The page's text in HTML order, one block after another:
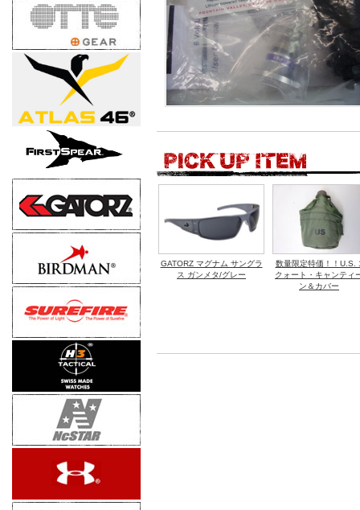
GATORZ マグナム サングラ
ス ガンメタ/グレー
数量限定特価！！U.S.
クォート・キャンティ
ン＆カバー